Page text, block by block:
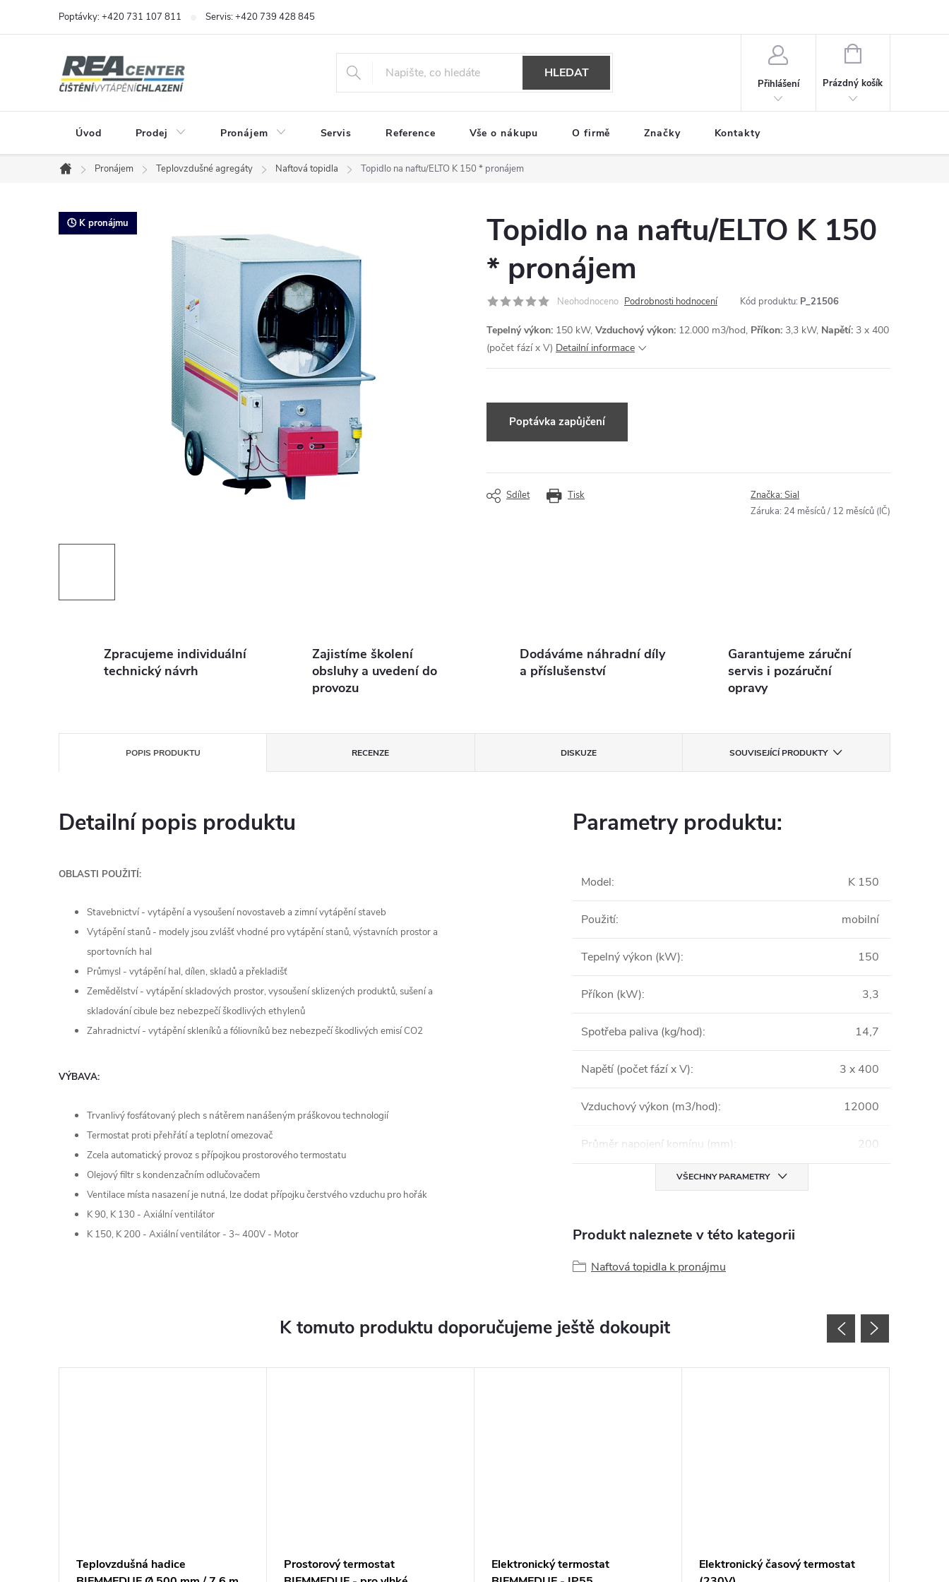
Poptávky: +420 731 107 811 Servis: +420 739 428 845
HLEDAT
Přihlášení
NÁKUPNÍ
Prázdný košík
Úvod Prodej Pronájem Servis Reference Vše o nákupu O firmě Značky Kontakty
Domů
Pronájem Teplovzdušné agregáty Naftová topidla Topidlo na naftu/ELTO K 150 * pronájem
🕓 K pronájmu
Topidlo na naftu/ELTO K 150
* pronájem
Neohodnoceno Podrobnosti hodnocení Kód produktu: P_21506
Tepelný výkon: 150 kW, Vzduchový výkon: 12.000 m3/hod, Příkon: 3,3 kW, Napětí: 3 x 400
(počet fází x V) Detailní informace
Dotaz k produktu
Tisk
Sdílet Značka:Sial
Záruka: 24 měsíců / 12 měsíců (IČ)
Zpracujeme individuální
technický návrh
Zajistíme školení
obsluhy a uvedení do
provozu
Dodáváme náhradní díly
a příslušenství
Garantujeme záruční
servis i pozáruční
opravy
POPIS PRODUKTU RECENZE DISKUZE SOUVISEJÍCÍ PRODUKTY
Detailní popis produktu
OBLASTI POUŽITÍ:
Stavebnictví - vytápění a vysoušení novostaveb a zimní vytápění staveb
Vytápění stanů - modely jsou zvlášť vhodné pro vytápění stanů, výstavních prostor a
sportovních hal
Průmysl - vytápění hal, dílen, skladů a překladišť
Zemědělství - vytápění skladových prostor, vysoušení sklizených produktů, sušení a
skladování cibule bez nebezpečí škodlivých ethylenů
Zahradnictví - vytápění skleníků a fóliovníků bez nebezpečí škodlivých emisí CO2
VÝBAVA:
Trvanlivý fosfátovaný plech s nátěrem nanášeným práškovou technologií
Termostat proti přehřátí a teplotní omezovač
Zcela automatický provoz s přípojkou prostorového termostatu
Olejový filtr s kondenzačním odlučovačem
Ventilace místa nasazení je nutná, lze dodat přípojku čerstvého vzduchu pro hořák
K 90, K 130 - Axiální ventilátor
K 150, K 200 - Axiální ventilátor - 3~ 400V - Motor
Parametry produktu:
Model: K 150
Použití: mobilní
Tepelný výkon (kW): 150
Příkon (kW): 3,3
Spotřeba paliva (kg/hod): 14,7
Napětí (počet fází x V): 3 x 400
Vzduchový výkon (m3/hod): 12000
Průměr napojení komínu (mm): 200
VŠECHNY PARAMETRY
Produkt naleznete v této kategorii
Naftová topidla k pronájmu
K tomuto produktu doporučujeme ještě dokoupit
Teplovzdušná hadice
Prostorový termostat
Elektronický termostat
Elektronický časový termostat